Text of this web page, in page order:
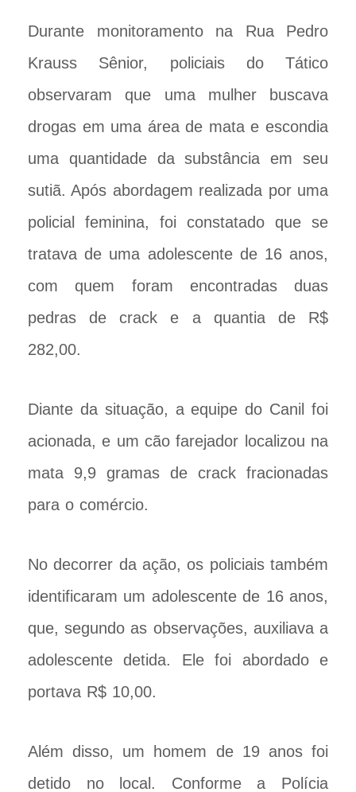
Durante monitoramento na Rua Pedro
Krauss Sênior, policiais do Tático
observaram que uma mulher buscava
drogas em uma área de mata e escondia
uma quantidade da substância em seu
sutiã. Após abordagem realizada por uma
policial feminina, foi constatado que se
tratava de uma adolescente de 16 anos,
com quem foram encontradas duas
pedras de crack e a quantia de R$
282,00.
Diante da situação, a equipe do Canil foi
acionada, e um cão farejador localizou na
mata 9,9 gramas de crack fracionadas
para o comércio.
No decorrer da ação, os policiais também
identificaram um adolescente de 16 anos,
que, segundo as observações, auxiliava a
adolescente detida. Ele foi abordado e
portava R$ 10,00.
Além disso, um homem de 19 anos foi
detido no local. Conforme a Polícia